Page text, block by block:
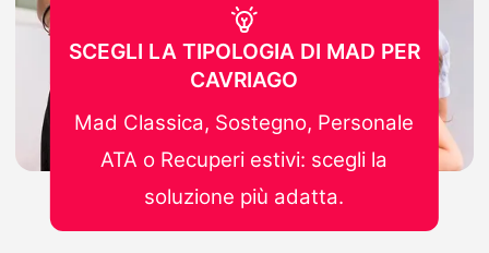
SCEGLI LA TIPOLOGIA DI MAD PER
CAVRIAGO
Mad Classica, Sostegno, Personale
ATA o Recuperi estivi: scegli la
soluzione più adatta.